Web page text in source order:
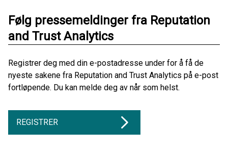
Følg pressemeldinger fra Reputation
and Trust Analytics
Registrer deg med din e-postadresse under for å få de
nyeste sakene fra Reputation and Trust Analytics på e-post
fortløpende. Du kan melde deg av når som helst.
REGISTRER